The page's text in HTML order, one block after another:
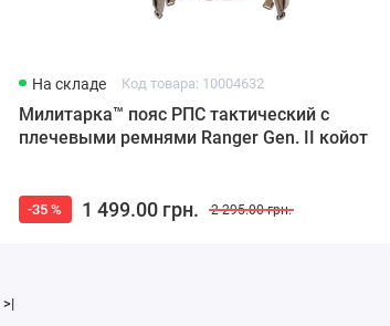
На складе Код товара: 10004632
Милитарка™ пояс РПС тактический с
плечевыми ремнями Ranger Gen. II койот
-35 % 1 499.00 грн. 2 295.00 грн.
>|